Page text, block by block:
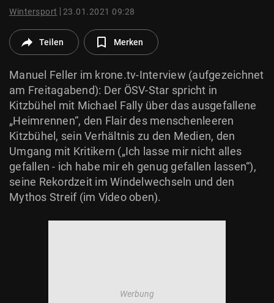
© Krone Multimedia GmbH & Co KG 2026
Wintersport 23.01.2021 09:28
Teilen Merken
Manuel Feller im krone.tv-Interview (aufgezeichnet
am Freitagabend): Der ÖSV-Star spricht in
Kitzbühel mit Michael Fally über das ausgefallene
„Heimrennen“, den Flair des menschenleeren
Kitzbühel, sein Verhältnis zu den Medien, den
Umgang mit Kritikern („Ich lasse mir nicht alles
gefallen - ich habe mir eh genug gefallen lassen“),
seine Rekordzeit im Windelwechseln und den
Mythos Streif (im Video oben).